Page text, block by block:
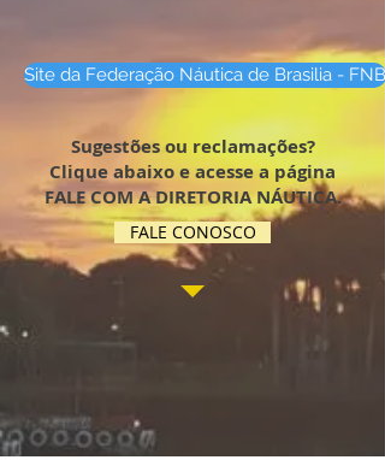
Site da Federação Náutica de Brasilia - FNB
Sugestões ou reclamações?
Clique abaixo e acesse a página
FALE COM A DIRETORIA NÁUTICA.
FALE CONOSCO